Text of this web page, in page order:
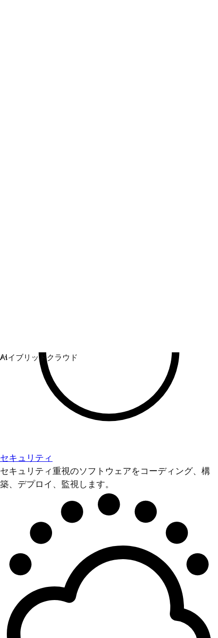
セキュリティ
セキュリティ重視のソフトウェアをコーディング、構
築、デプロイ、監視します。